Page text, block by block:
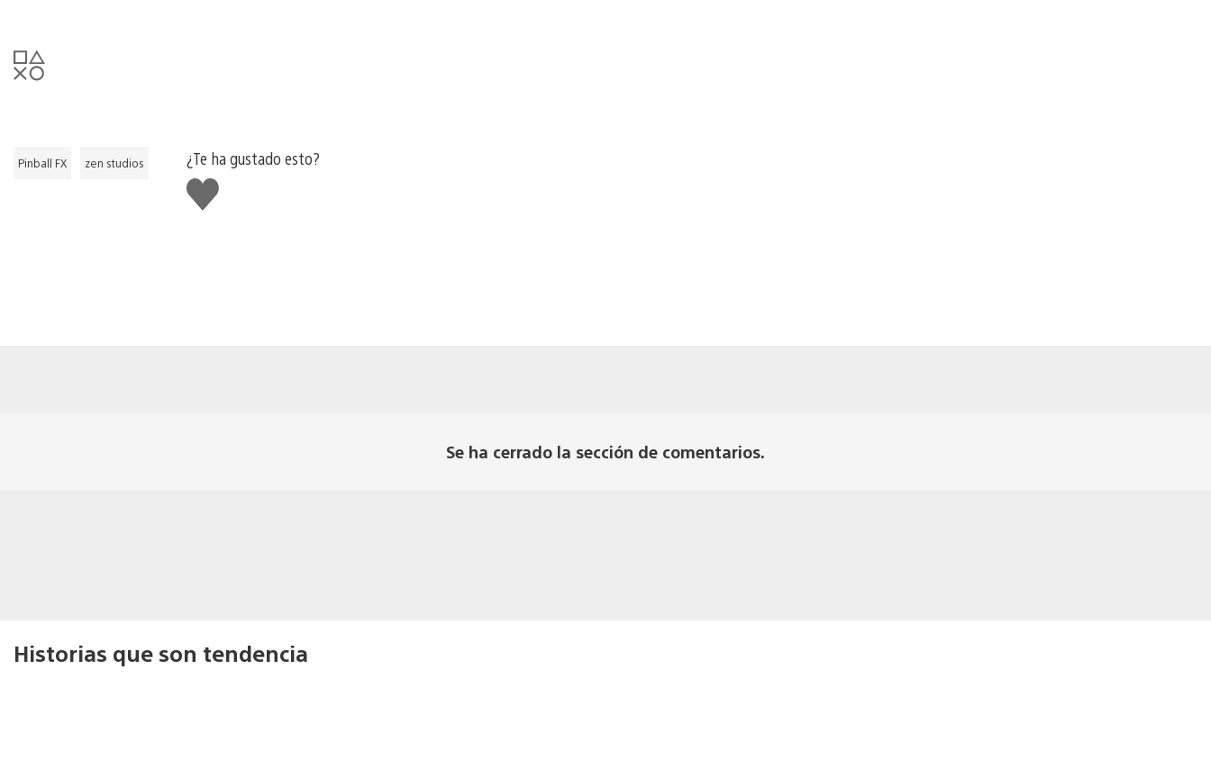
Pinball FX zen studios
¿Te ha gustado esto?
Me
gusta
esto
Se ha cerrado la sección de comentarios.
Historias que son tendencia